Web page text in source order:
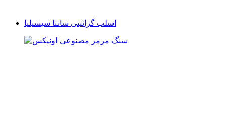
اسلب گرانیتی سانتا سیسیلیا